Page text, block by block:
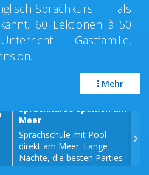
Sprachkurs als
60 Lektionen à 50
Gastfamilie,
Mehr
Meer
Sprachschule mit Pool
direkt am Meer. Lange
Nächte, die besten Parties
›